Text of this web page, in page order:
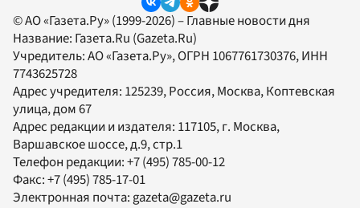
© АО «Газета.Ру» (1999-2026) – Главные новости дня
Название: Газета.Ru (Gazeta.Ru)
Учредитель:АО «Газета.Ру», ОГРН 1067761730376, ИНН
7743625728
Адрес учредителя: 125239, Россия, Москва, Коптевская
улица, дом 67
Адрес редакции и издателя: 117105, г. Москва,
Варшавское шоссе, д.9, стр.1
Телефон редакции:+7 (495) 785-00-12
Факс:+7 (495) 785-17-01
Электронная почта: gazeta@gazeta.ru